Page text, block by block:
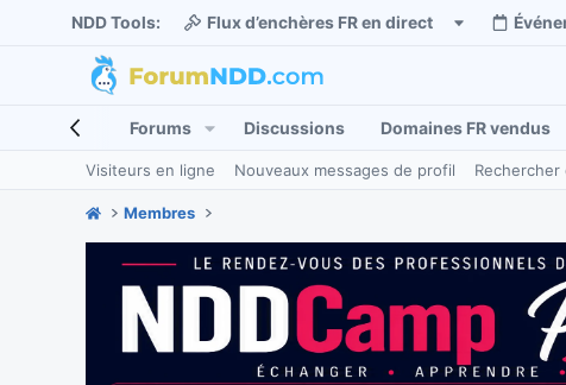
NDD Tools: Flux d’enchères FR en direct
Forums Discussions Domaines FR vendus
Visiteurs en ligne Nouveaux messages de profil
Membres